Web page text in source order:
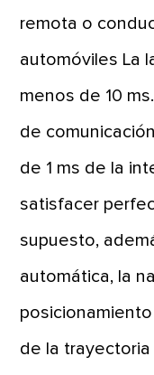
remota o
automóviles La
menos de 10
de
de 1 ms de la
satisfacer
supuesto,
automática, la
de la